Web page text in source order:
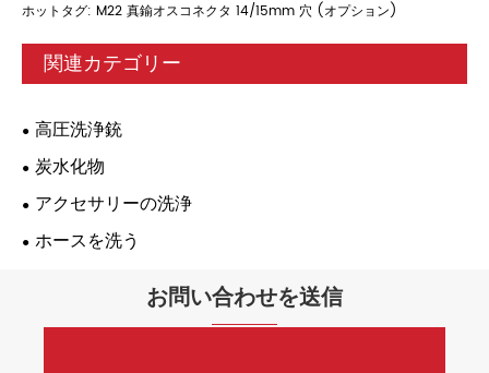
ホットタグ: M22 真鍮オスコネクタ 14/15mm 穴 (オプション)
関連カテゴリー
高圧洗浄銃
炭水化物
アクセサリーの洗浄
ホースを洗う
お問い合わせを送信